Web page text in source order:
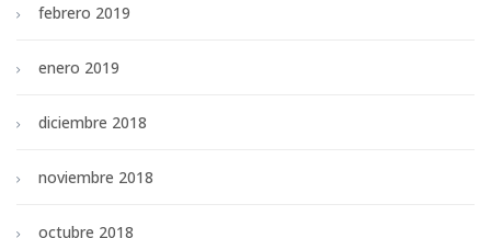
febrero 2019
enero 2019
diciembre 2018
noviembre 2018
octubre 2018